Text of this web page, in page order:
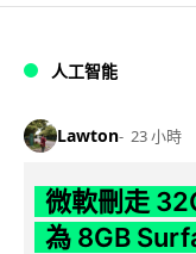
人工智能
Lawton 23 小時
微軟刪走
為 8GB